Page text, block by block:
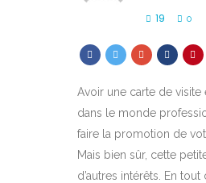
19 0
Avoir une carte de visite
dans le monde
faire la promotion de
Mais bien sûr, cette
d’autres intérêts. En tout